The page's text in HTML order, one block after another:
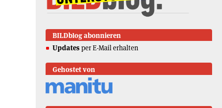
BILDblog abonnieren
Updates per E-Mail erhalten
Gehostet von